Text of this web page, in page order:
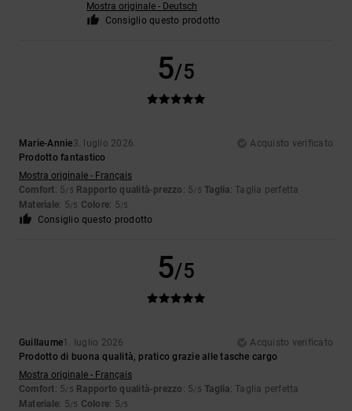
Mostra originale - Deutsch
Consiglio questo prodotto
5/5
Marie-Annie3. luglio 2026
Acquisto verificato
Prodotto fantastico
Mostra originale - Français
Comfort: 5/5 Rapporto qualità-prezzo : 5/5 Taglia: Taglia perfetta
Materiale: 5/5 Colore: 5/5
Consiglio questo prodotto
5/5
Guillaume1. luglio 2026
Acquisto verificato
Prodotto di buona qualità, pratico grazie alle tasche cargo
Mostra originale - Français
Comfort: 5/5 Rapporto qualità-prezzo : 5/5 Taglia: Taglia perfetta
Materiale: 5/5 Colore: 5/5